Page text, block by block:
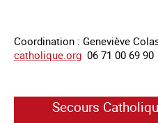
Coordination : Geneviève
catholique.org 06 71 00 69 90
Secours